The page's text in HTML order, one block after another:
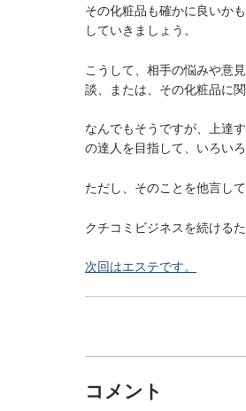
その化粧品も確かに良いか
していきましょう。
こうして、相手の悩みや意
談、または、その化粧品に
なんでもそうですが、上達
の達人を目指して、いろい
ただし、そのことを他言し
クチコミビジネスを続ける
次回はエステです。
コメント